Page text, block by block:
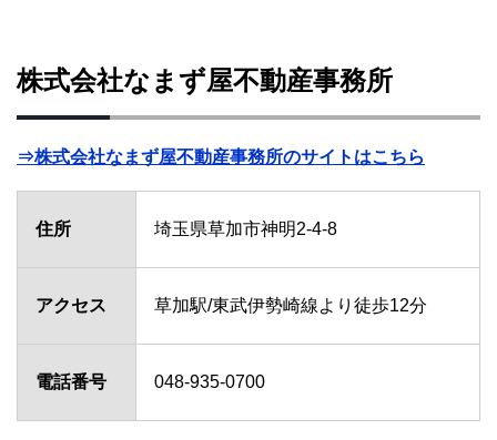
株式会社なまず屋不動産事務所
⇒株式会社なまず屋不動産事務所のサイトはこちら
住所 埼玉県草加市神明2-4-8
アクセス 草加駅/東武伊勢崎線より徒歩12分
電話番号 048-935-0700